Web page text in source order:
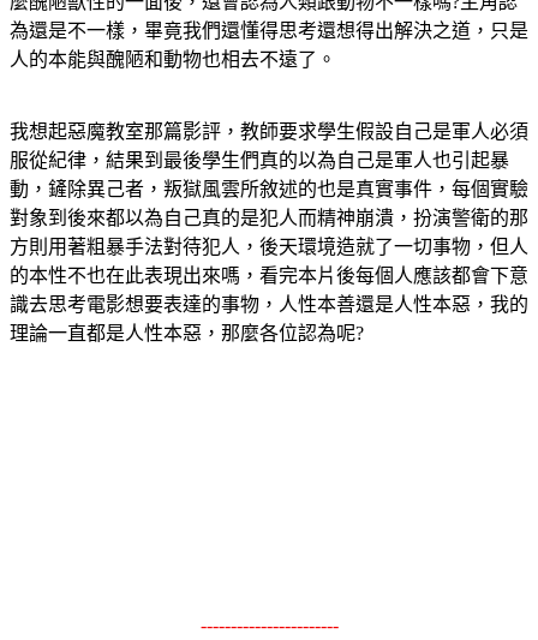
為還是不一樣，畢竟我們還懂得思考還想得出解決之道，只是
人的本能與醜陋和動物也相去不遠了。
我想起惡魔教室那篇影評，教師要求學生假設自己是軍人必須
服從紀律，結果到最後學生們真的以為自己是軍人也引起暴
動，鏟除異己者，叛獄風雲所敘述的也是真實事件，每個實驗
對象到後來都以為自己真的是犯人而精神崩潰，扮演警衛的那
方則用著粗暴手法對待犯人，後天環境造就了一切事物，但人
的本性不也在此表現出來嗎，看完本片後每個人應該都會下意
識去思考電影想要表達的事物，人性本善還是人性本惡，我的
理論一直都是人性本惡，那麼各位認為呢?
-----------------------